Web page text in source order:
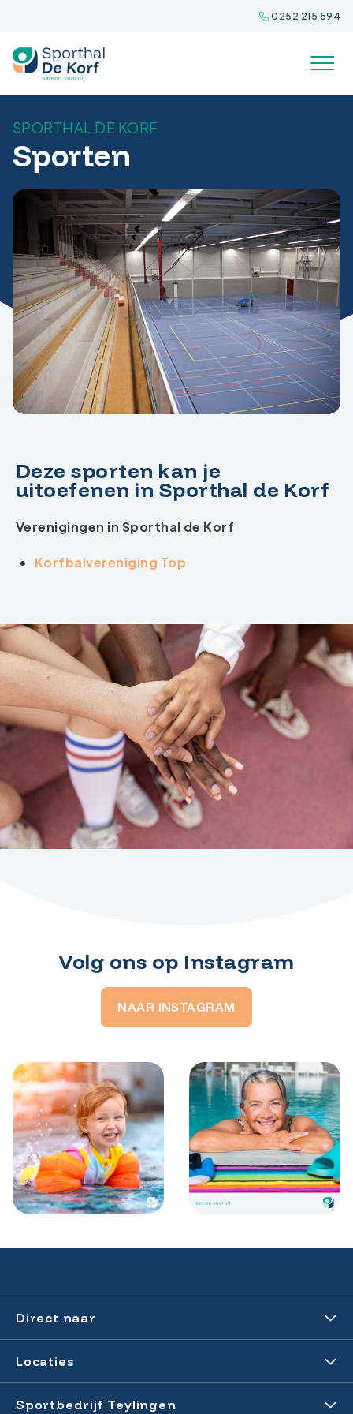
inhoud
0252 215 594
SPORTHAL DE KORF
Sporten
Deze sporten kan je
uitoefenen in Sporthal de Korf
Verenigingen in Sporthal de Korf
Korfbalvereniging Top
Volg ons op Instagram
NAAR INSTAGRAM
Direct naar
Contact
Locaties
Sportbedrijf Teylingen